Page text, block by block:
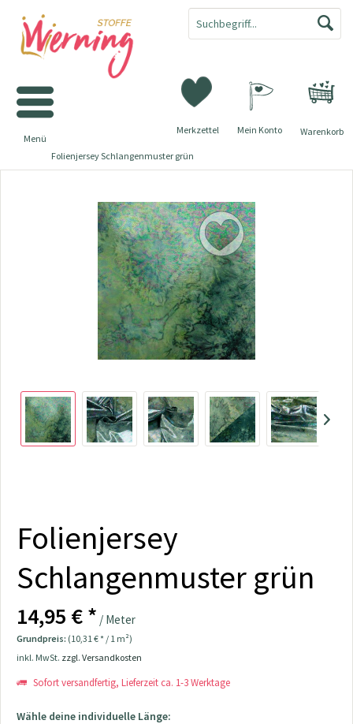
Warenkorb
Merkzettel Mein Konto
Menü
Folienjersey Schlangenmuster grün
Folienjersey
Schlangenmuster grün
14,95 € * / Meter
Grundpreis: (10,31 € * / 1 m²)
inkl. MwSt. zzgl. Versandkosten
Sofort versandfertig, Lieferzeit ca. 1-3 Werktage
Wähle deine individuelle Länge: